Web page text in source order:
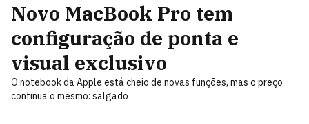
Novo MacBook Pro tem
configuração de ponta e
visual exclusivo
O notebook da Apple está cheio de novas funções, mas o preço
continua o mesmo: salgado